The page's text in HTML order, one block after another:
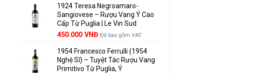
yêu
vang
nên
Trữ
Và
Trưởng
Thành
là:
858.000 VNĐ.
tại
là:
780.000 VNĐ.
1924 Teresa Negroamaro-
Sangiovese – Rượu Vang Ý Cao
Cấp Từ Puglia | Le Vin Sud
Giá
là:
495.000 VNĐ.
450.000 VNĐGiá
tại
là:
450.000 VNĐ.
Đã bao gồm VAT
1954 Francesco Ferrulli (1954
Nghệ Sĩ) – Tuyệt Tác Rượu Vang
Primitivo Từ Puglia, Ý